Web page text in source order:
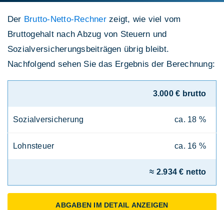
Der Brutto-Netto-Rechnerzeigt, wie viel vom
Bruttogehalt nach Abzug von Steuern und
Sozialversicherungsbeiträgen übrig bleibt.
Nachfolgend sehen Sie das Ergebnis der Berechnung:
3.000 € brutto
Sozialversicherung ca. 18 %
Lohnsteuer ca. 16 %
≈ 2.934 € netto
ABGABEN IM DETAIL ANZEIGEN